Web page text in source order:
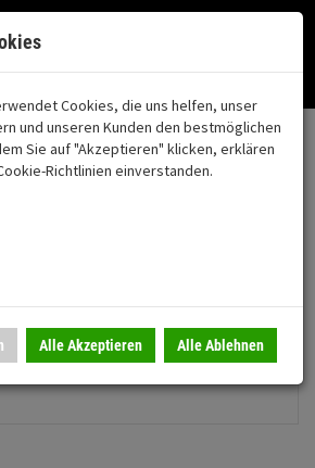
Alle Kategorien
FAHRZEUGTEILE
Montageständer
Beleuchtung
Merkzettel
Ihr Warenkorb ist momentan leer.
Ergebnisse () Fertig
erklären Sie sich damit einverstanden!
Okay Datenschutz
Wechseln zu Firmenkunde
Cookies, die uns helfen, unser
und unseren Kunden den bestmöglichen
Sie auf "Akzeptieren" klicken, erklären
Richtlinien einverstanden.
Alle Akzeptieren Alle Ablehnen